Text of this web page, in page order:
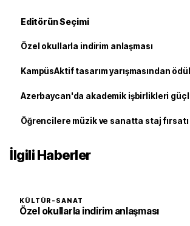
Editörün Seçimi
Özel okullarla indirim anlaşması
KampüsAktif tasarım yarışmasından ödül
Azerbaycan'da akademik işbirlikleri
Öğrencilere müzik ve sanatta staj fırsatı
İlgili Haberler
KÜLTÜR-SANAT
Özel okullarla indirim anlaşması